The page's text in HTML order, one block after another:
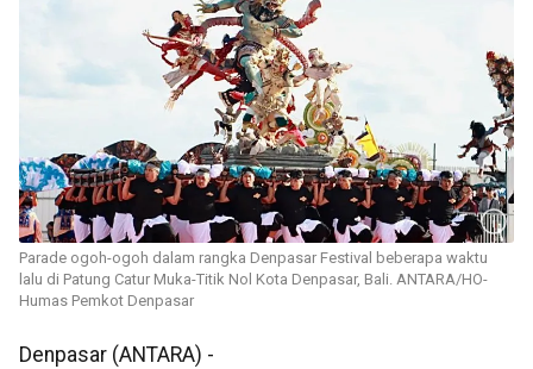
Parade ogoh-ogoh dalam rangka Denpasar Festival beberapa waktu
lalu di Patung Catur Muka-Titik Nol Kota Denpasar, Bali. ANTARA/HO-
Humas Pemkot Denpasar
Denpasar (ANTARA) -